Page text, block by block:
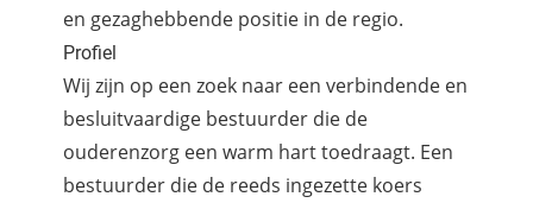
en gezaghebbende positie in de regio.
Profiel
Wij zijn op een zoek naar een verbindende en
besluitvaardige bestuurder die de
ouderenzorg een warm hart toedraagt. Een
bestuurder die de reeds ingezette koers